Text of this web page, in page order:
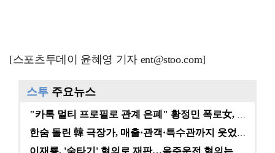
[스포츠투데이 윤혜영 기자 ent@stoo.com]
스투 주요뉴스